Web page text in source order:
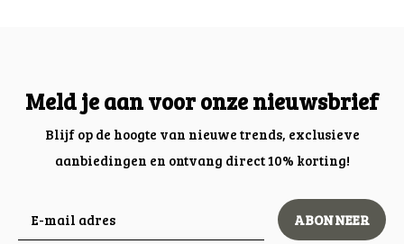
Meld je aan voor onze nieuwsbrief
Blijf op de hoogte van nieuwe trends, exclusieve
aanbiedingen en ontvang direct 10% korting!
ABONNEER